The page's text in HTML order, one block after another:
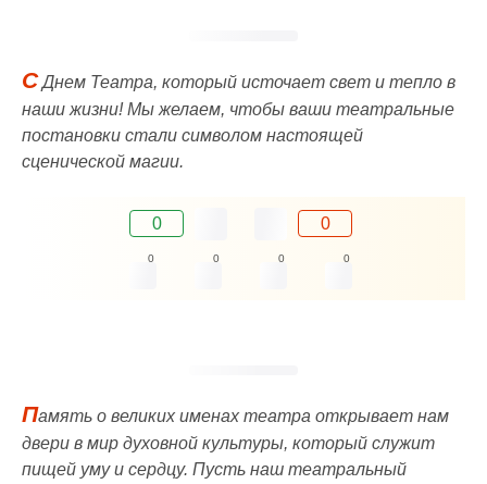
СДнем Театра, который источает свет и тепло в
наши жизни! Мы желаем, чтобы ваши театральные
постановки стали символом настоящей
сценической магии.
0 0
0 0 0 0
Память о великих именах театра открывает нам
двери в мир духовной культуры, который служит
пищей уму и сердцу. Пусть наш театральный